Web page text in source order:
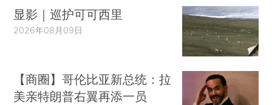
显影｜巡护可可西里
2026年08月09日
【商圈】哥伦比亚新总统：拉
美亲特朗普右翼再添一员